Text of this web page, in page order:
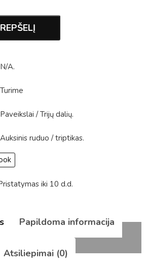
N/A.
Turime
Paveikslai /Trijų dalių.
Auksinis ruduo /triptikas.
iki 10 d.d.
Papildoma informacija
Atsiliepimai (0)